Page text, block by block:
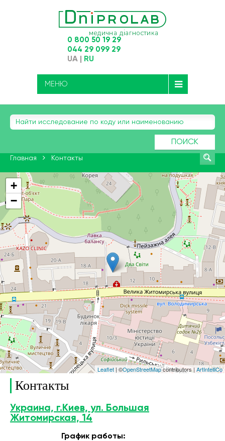
0 800 50 19 29
044 29 099 29
UA RU
МЕНЮ
ПОИСК
Главная Контакты
+
−
Leaflet| ©OpenStreetMapcontributors |ArtIntelliCo
Контакты
Украина, г.Киев, ул. Большая
Житомирская, 14
График работы: